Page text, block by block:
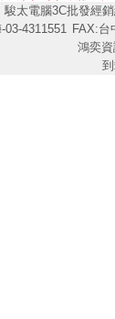
駿太電腦3C批發經
03-4311551 FAX:台
鴻奕